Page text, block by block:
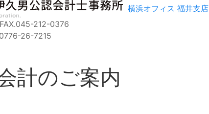
横浜オフィス 福井支店
212-0376
26-7215
計のご案内